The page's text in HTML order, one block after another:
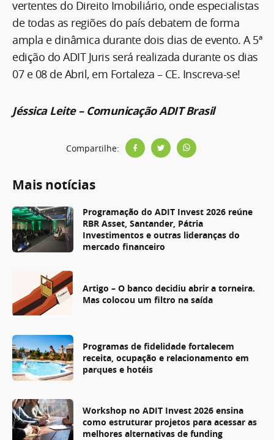
vertentes do Direito Imobiliário, onde especialistas
de todas as regiões do país debatem de forma
ampla e dinâmica durante dois dias de evento. A 5ª
edição do ADIT Juris será realizada durante os dias
07 e 08 de Abril, em Fortaleza – CE. Inscreva-se!
Jéssica Leite – Comunicação ADIT Brasil
Compartilhe:
Mais notícias
Programação do ADIT Invest 2026 reúne
RBR Asset, Santander, Pátria
Investimentos e outras lideranças do
mercado financeiro
Artigo – O banco decidiu abrir a torneira.
Mas colocou um filtro na saída
Programas de fidelidade fortalecem
receita, ocupação e relacionamento em
parques e hotéis
Workshop no ADIT Invest 2026 ensina
como estruturar projetos para acessar as
melhores alternativas de funding